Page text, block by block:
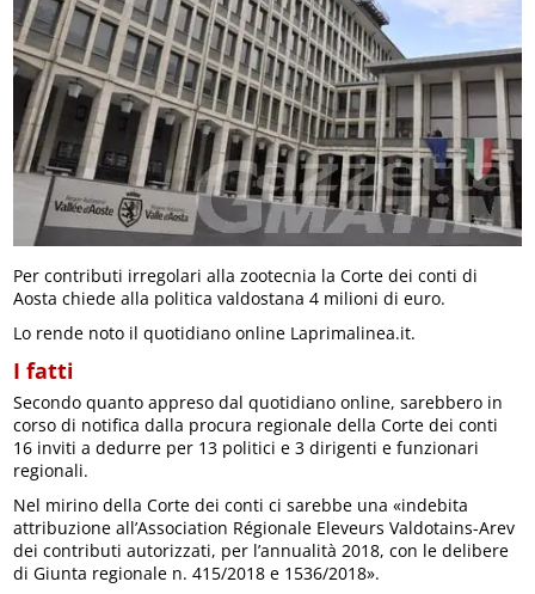
Per contributi irregolari alla zootecnia la Corte dei conti di
Aosta chiede alla politica valdostana 4 milioni di euro.
Lo rende noto il quotidiano online Laprimalinea.it.
I fatti
Secondo quanto appreso dal quotidiano online, sarebbero in
corso di notifica dalla procura regionale della Corte dei conti
16 inviti a dedurre per 13 politici e 3 dirigenti e funzionari
regionali.
Nel mirino della Corte dei conti ci sarebbe una «indebita
attribuzione all’Association Régionale Eleveurs Valdotains-Arev
dei contributi autorizzati, per l’annualità 2018, con le delibere
di Giunta regionale n. 415/2018 e 1536/2018».